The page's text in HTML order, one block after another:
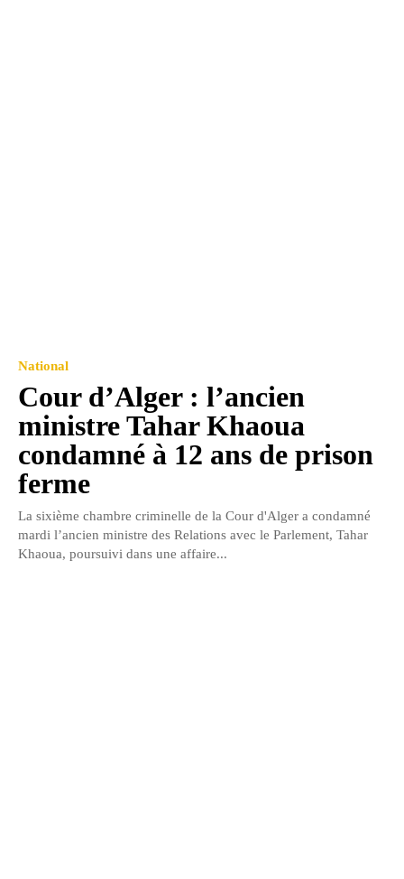
National
Cour d’Alger : l’ancien
ministre Tahar Khaoua
condamné à 12 ans de prison
ferme
La sixième chambre criminelle de la Cour d'Alger a condamné
mardi l’ancien ministre des Relations avec le Parlement, Tahar
Khaoua, poursuivi dans une affaire...